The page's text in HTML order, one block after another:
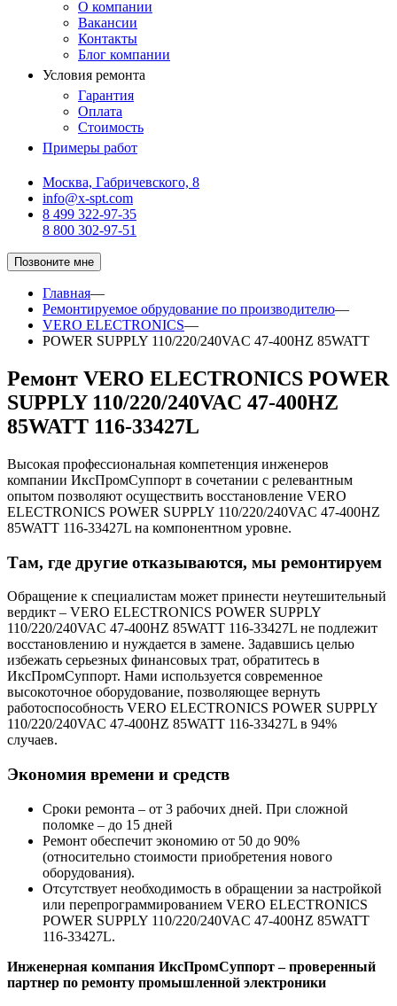
О компании
Вакансии
Контакты
Блог компании
Условия ремонта
Гарантия
Оплата
Стоимость
Примеры работ
Москва, Габричевского, 8
info@x-spt.com
8 499 322-97-35
8 800 302-97-51
Позвоните мне
Главная—
Ремонтируемое обрудование по производителю—
VERO ELECTRONICS—
POWER SUPPLY 110/220/240VAC 47-400HZ 85WATT
Ремонт VERO ELECTRONICS POWER
SUPPLY 110/220/240VAC 47-400HZ
85WATT 116-33427L
Высокая профессиональная компетенция инженеров
компании ИксПромСуппорт в сочетании с релевантным
опытом позволяют осуществить восстановление VERO
ELECTRONICS POWER SUPPLY 110/220/240VAC 47-400HZ
85WATT 116-33427L на компонентном уровне.
Там, где другие отказываются, мы ремонтируем
Обращение к специалистам может принести неутешительный
вердикт – VERO ELECTRONICS POWER SUPPLY
110/220/240VAC 47-400HZ 85WATT 116-33427L не подлежит
восстановлению и нуждается в замене. Задавшись целью
избежать серьезных финансовых трат, обратитесь в
ИксПромСуппорт. Нами используется современное
высокоточное оборудование, позволяющее вернуть
работоспособность VERO ELECTRONICS POWER SUPPLY
110/220/240VAC 47-400HZ 85WATT 116-33427L в 94%
случаев.
Экономия времени и средств
Сроки ремонта – от 3 рабочих дней. При сложной
поломке – до 15 дней
Ремонт обеспечит экономию от 50 до 90%
(относительно стоимости приобретения нового
оборудования).
Отсутствует необходимость в обращении за настройкой
или перепрограммированием VERO ELECTRONICS
POWER SUPPLY 110/220/240VAC 47-400HZ 85WATT
116-33427L.
Инженерная компания ИксПромСуппорт – проверенный
партнер по ремонту промышленной электроники